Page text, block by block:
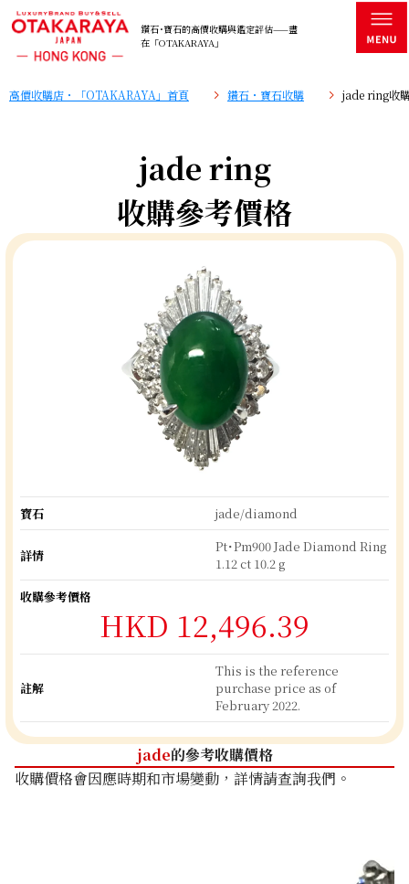
鑽石･寶石的高價收購與鑑定評估——盡
在「OTAKARAYA」
高價收購店・「OTAKARAYA」首頁 鑽石・寶石收購 jade ring收
jade ring
收購參考價格
寶石 jade/diamond
詳情
Pt･Pm900 Jade Diamond Ring
1.12 ct 10.2 g
收購參考價格
HKD 12,496.39
註解
This is the reference
purchase price as of
February 2022.
jade的參考收購價格
收購價格會因應時期和市場變動，詳情請查詢我們。